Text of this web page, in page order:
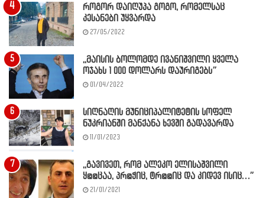
როგორ დაიღუპა გოგო, რომელსაც
კესანები უყვარდა
27/05/2022
,,მაისის ბოლომდე ივანიშვილი ყველა
ოჯახს 1 000 დოლარს დაურიგებს”
01/04/2022
სიღნაღის მუნიციპალიტეტის სოფელ
ნუკრიანში მანქანა ხევში გადავარდა
11/01/2023
,,გავივეთ, რომ ალეკო ელისაშვილი
ყ@@ცაა, პრ@ჭიც, ტრ@@იც და კიდევ ისიც…”
21/01/2021